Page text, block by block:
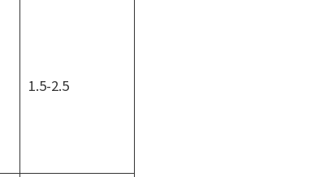
1.5-2.5